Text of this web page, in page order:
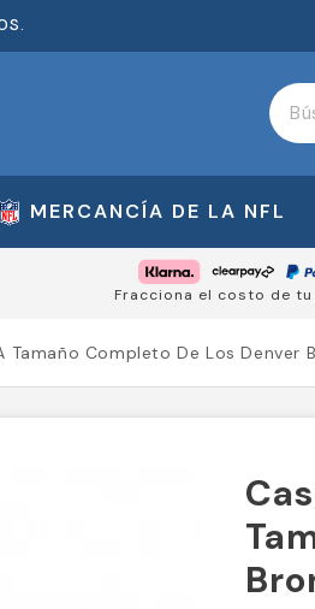
MERCANCÍA DE LA NFL
Fracciona el costo de
Tamaño Completo De Los Denver